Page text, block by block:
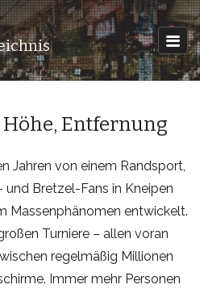
Höhe, Entfernung
Jahren von einem Randsport,
Bretzel-Fans in Kneipen
Massenphänomen entwickelt.
Turniere – allen voran
regelmäßig Millionen
Immer mehr Personen